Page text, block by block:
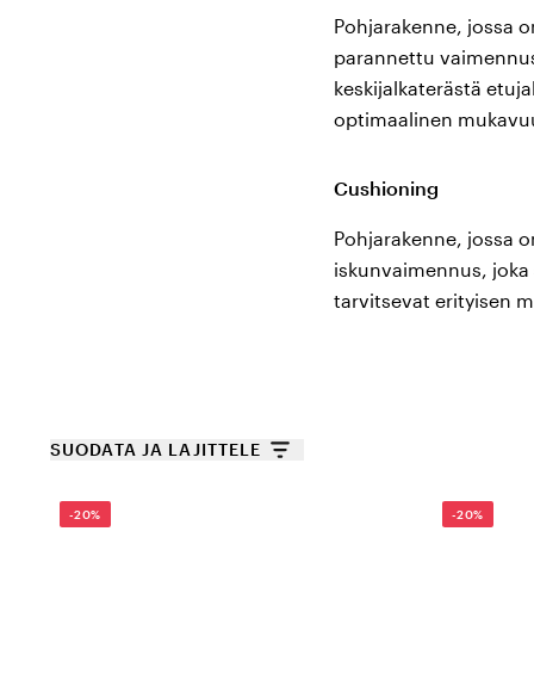
MBT -
Yritys MBT lanseerattiin
havaittiin nopeasti
saatavilla eri malleissa,
lääketieteellisen luokan
suosiossa luoden tukea
on yli 40 tutkimusten
tasapainon ja
Pohjarakenne, jossa
parannettu
keskijalkaterästä
optimaalinen
Cushioning
Pohjarakenne, jossa
iskunvaimennus,
tarvitsevat erityisen
SUODATA JA LAJITTELE
-20% -20%